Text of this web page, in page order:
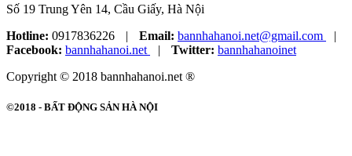
Số 19 Trung Yên 14, Cầu Giấy, Hà Nội
Hotline: 0917836226 | Email: bannhahanoi.net@gmail.com
|
Facebook: bannhahanoi.net | Twitter: bannhahanoinet
Copyright © 2018 bannhahanoi.net ®
©2018 - BẤT ĐỘNG SẢN HÀ NỘI